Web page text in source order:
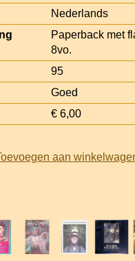
Nederlands
Paperback met
8vo.
95
Goed
€ 6,00
aan